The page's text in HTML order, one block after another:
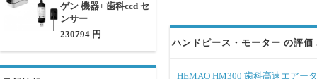
ゲン 機器+ 歯科ccd セ
ンサー
230794 円
ハンドピース・モーター の評価
HEMAO HM300 歯科高速エアー